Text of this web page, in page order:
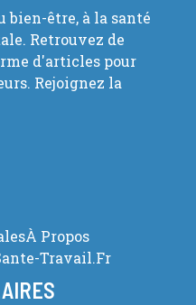
bien-être, à la santé
Retrouvez de
d'articles pour
Rejoignez la
À Propos
Travail.fr